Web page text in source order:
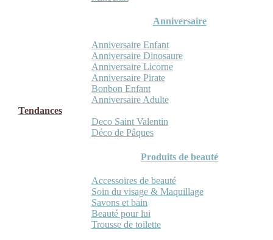
Anniversaire
Anniversaire Enfant
Anniversaire Dinosaure
Anniversaire Licorne
Anniversaire Pirate
Bonbon Enfant
Anniversaire Adulte
Tendances
Deco Saint Valentin
Déco de Pâques
Produits de beauté
Accessoires de beauté
Soin du visage & Maquillage
Savons et bain
Beauté pour lui
Trousse de toilette